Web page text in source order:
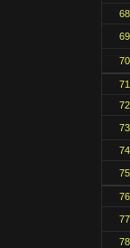
68
69
70
71
72
73
74
75
76
77
78